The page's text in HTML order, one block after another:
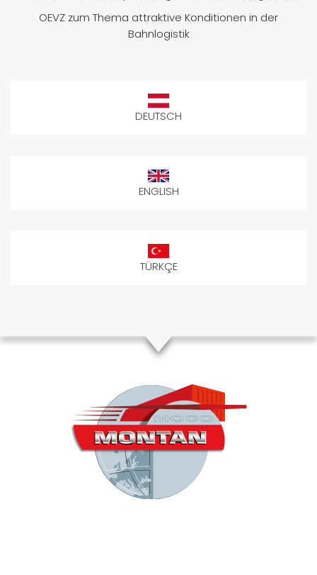
OEVZ zum Thema attraktive Konditionen in der
Bahnlogistik
DEUTSCH
ENGLISH
TÜRKÇE